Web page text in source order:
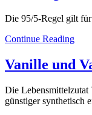
Die 95/5-Regel gilt
Continue Reading
Vanille und
Die Lebensmittelzutat
günstiger synthetisch